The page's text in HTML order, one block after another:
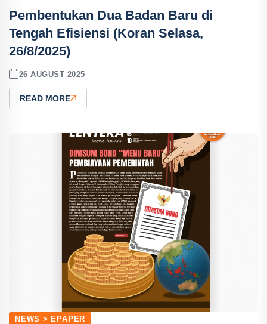
Pembentukan Dua Badan Baru di
Tengah Efisiensi (Koran Selasa,
26/8/2025)
26 AUGUST 2025
READ MORE
NEWS > EPAPER